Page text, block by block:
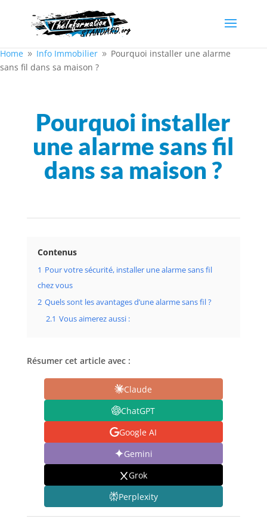
Home 9 Info Immobilier 9 Pourquoi installer une alarme
sans fil dans sa maison ?
Pourquoi installer
une alarme sans fil
dans sa maison ?
Contenus
1 Pour votre sécurité, installer une alarme sans fil
chez vous
2 Quels sont les avantages d’une alarme sans fil ?
2.1 Vous aimerez aussi :
Résumer cet article avec :
Claude
ChatGPT
Google AI
Gemini
Grok
Perplexity